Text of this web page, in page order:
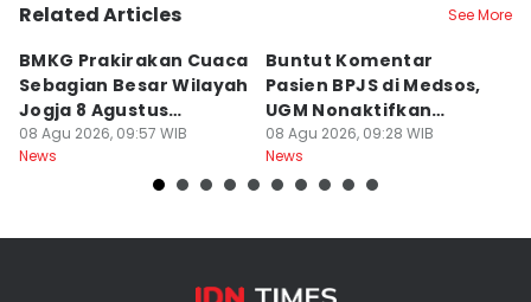
Related Articles See More
BMKG Prakirakan Cuaca
Sebagian Besar Wilayah
Jogja 8 Agustus
Berawan
08 Agu 2026, 09:57 WIB
News
Buntut Komentar
Pasien BPJS di Medsos,
UGM Nonaktifkan
Dokter PPDS
08 Agu 2026, 09:28 WIB
News